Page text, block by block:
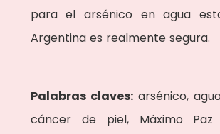
para el arsénico en agua
Argentina es realmente segura.
Palabras claves: arsénico,
cáncer de piel, Máximo Paz